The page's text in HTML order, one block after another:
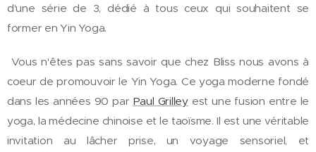
d'une série de 3, dédié à tous ceux qui souhaitent se
former en Yin Yoga.
Vous n'êtes pas sans savoir que chez Bliss nous avons à
coeur de promouvoir le Yin Yoga. Ce yoga moderne fondé
dans les années 90 par Paul Grilleyest une fusion entre le
yoga, la médecine chinoise et le taoïsme. Il est une véritable
invitation au lâcher prise, un voyage sensoriel, et